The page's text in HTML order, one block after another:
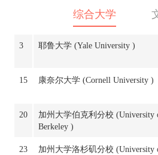
综合大学
3 耶鲁大学 (Yale University )
15 康奈尔大学 (Cornell University )
20
加州大学伯克利分校 (University
Berkeley )
23
加州大学洛杉矶分校 (University